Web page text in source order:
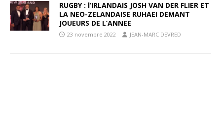
RUGBY : l’IRLANDAIS JOSH VAN DER FLIER ET
LA NEO-ZELANDAISE RUHAEI DEMANT
JOUEURS DE L’ANNEE
23 novembre 2022 JEAN-MARC DEVRED